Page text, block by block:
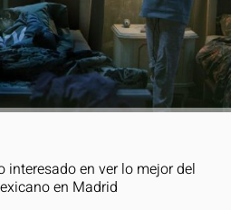
interesado en ver lo mejor del
en Madrid